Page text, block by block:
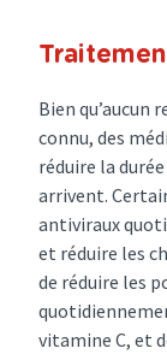
Bien qu’aucun
connu, des
réduire la
arrivent.
antiviraux
et réduire les
de réduire les
vitamine C, et